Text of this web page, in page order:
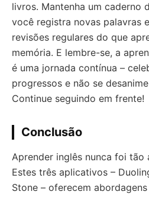
livros. Mantenha um caderno
você registra novas palavras
revisões regulares do que
memória. E lembre-se, a
é uma jornada contínua –
progressos e não se
Continue seguindo em frente!
Conclusão
Aprender inglês nunca foi tão
Estes três aplicativos –
Stone – oferecem